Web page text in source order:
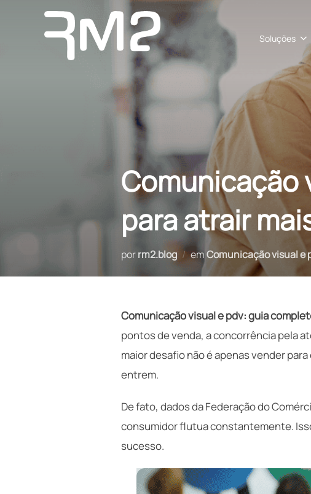
Soluções
Comunicação
para atrair
porrm2.blog emComunicação visual e
Comunicação visual e pdv: guia
pontos de venda, a concorrência pela
maior desafio não é apenas vender
entrem.
De fato, dados da Federação do
consumidor flutua constantemente.
sucesso.